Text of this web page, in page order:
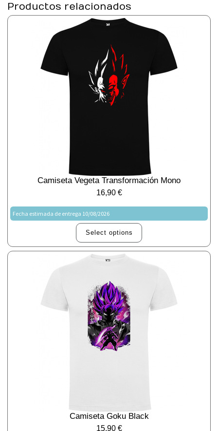
Productos relacionados
Camiseta Vegeta Transformación Mono
16,90 €
Fecha estimada de entrega 10/08/2026
Select options
Camiseta Goku Black
15,90 €